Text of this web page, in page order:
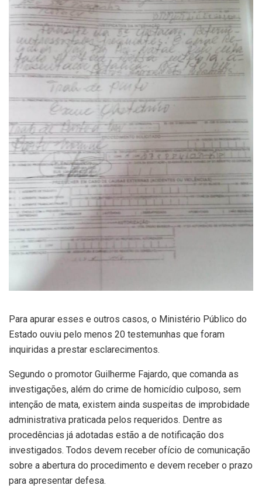
Para apurar esses e outros casos, o Ministério Público do
Estado ouviu pelo menos 20 testemunhas que foram
inquiridas a prestar esclarecimentos.
Segundo o promotor Guilherme Fajardo, que comanda as
investigações, além do crime de homicídio culposo, sem
intenção de mata, existem ainda suspeitas de improbidade
administrativa praticada pelos requeridos. Dentre as
procedências já adotadas estão a de notificação dos
investigados. Todos devem receber ofício de comunicação
sobre a abertura do procedimento e devem receber o prazo
para apresentar defesa.